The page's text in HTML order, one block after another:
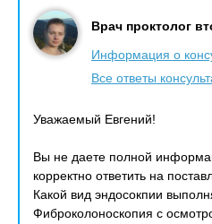
Врач проктолог
Информация о
Все ответы
Уважаемый Евгений!
Вы не даете полной
корректно ответить на
Какой вид эндосокпии
Фиброколоноскопия с